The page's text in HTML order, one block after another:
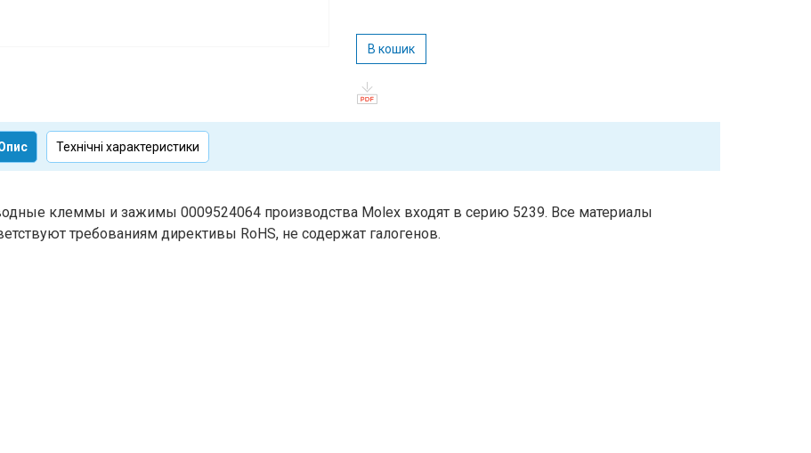
В кошик
Технічні характеристики
клеммы и зажимы 0009524064 производства Molex входят в серию 5239. Все материалы
требованиям директивы RoHS, не содержат галогенов.